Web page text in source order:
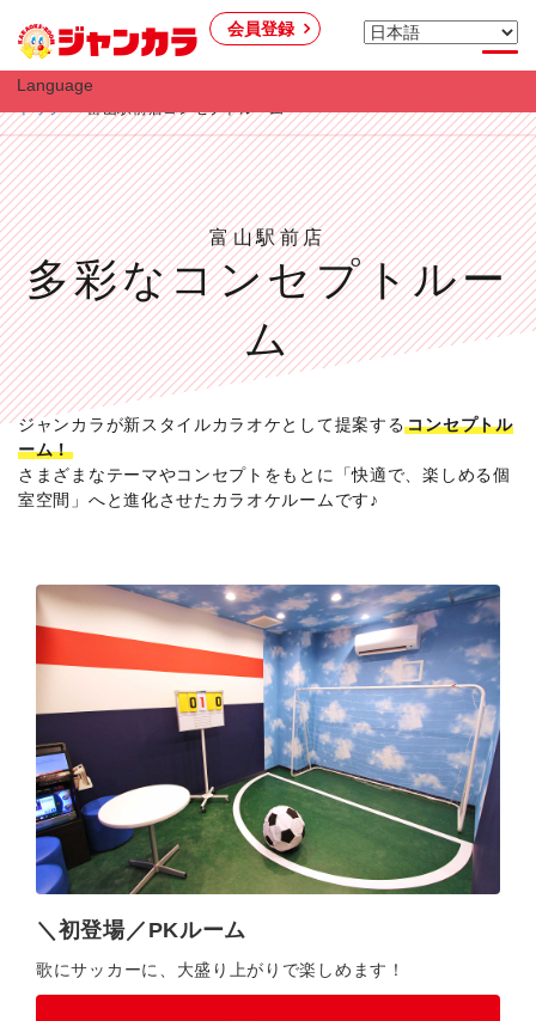
会員登録
Language
富山駅前店
多彩なコンセプトルー
ム
ジャンカラが新スタイルカラオケとして提案するコンセプトル
ーム！
さまざまなテーマやコンセプトをもとに「快適で、楽しめる個
室空間」へと進化させたカラオケルームです♪
＼初登場／PKルーム
歌にサッカーに、大盛り上がりで楽しめます！